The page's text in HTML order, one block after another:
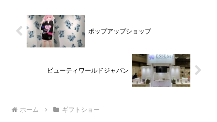
ポップアップショップ
ビューティワールドジャパン
ホーム ギフトショー